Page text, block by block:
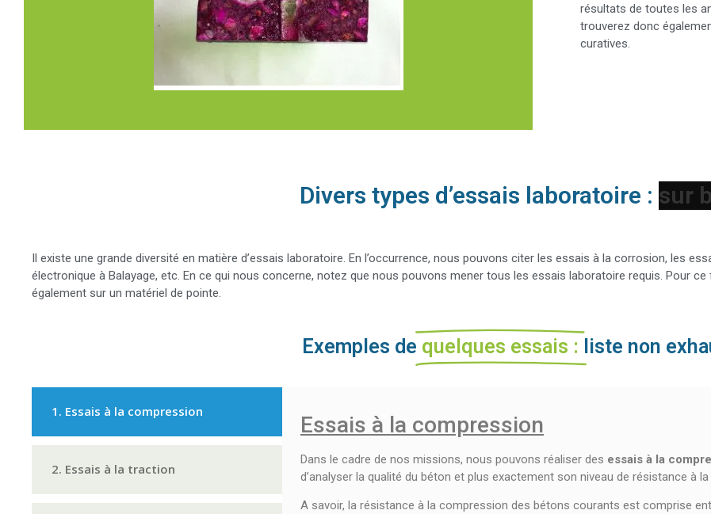
résultats de toutes les
trouverez donc
curatives.
Divers types d’essais laboratoire :
Il existe une grande diversité en matière d’essais laboratoire. En l’occurrence, nous pouvons citer les essais à la corrosion, les
électronique à Balayage, etc. En ce qui nous concerne, notez que nous pouvons mener tous les essais laboratoire requis. Pour
également sur un matériel de pointe.
Exemples de quelques essais : liste non
1. Essais à la compression
2. Essais à la traction
Essais à la compression
Dans le cadre de nos missions, nous pouvons réaliser des essais à la
d’analyser la qualité du béton et plus exactement son niveau de résistance à
A savoir, la résistance à la compression des bétons courants est comprise